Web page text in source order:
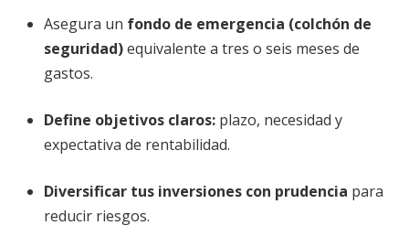
Asegura un fondo de emergencia (colchón de
seguridad)equivalente a tres o seis meses de
gastos.
Define objetivos claros: plazo, necesidad y
expectativa de rentabilidad.
Diversificar tus inversiones con prudencia para
reducir riesgos.